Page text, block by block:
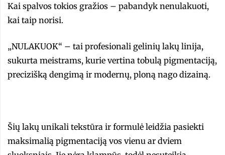
Kai spalvos tokios gražios – pabandyk nenulakuoti,
kai taip norisi.
„NULAKUOK“ – tai profesionali gelinių lakų linija,
sukurta meistrams, kurie vertina tobulą pigmentaciją,
precizišką dengimą ir modernų, ploną nago dizainą.
Šių lakų unikali tekstūra ir formulė leidžia pasiekti
maksimalią pigmentaciją vos vienu ar dviem